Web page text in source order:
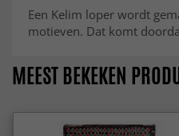
Een Kelim loper wordt
motieven. Dat komt
MEEST BEKEKEN